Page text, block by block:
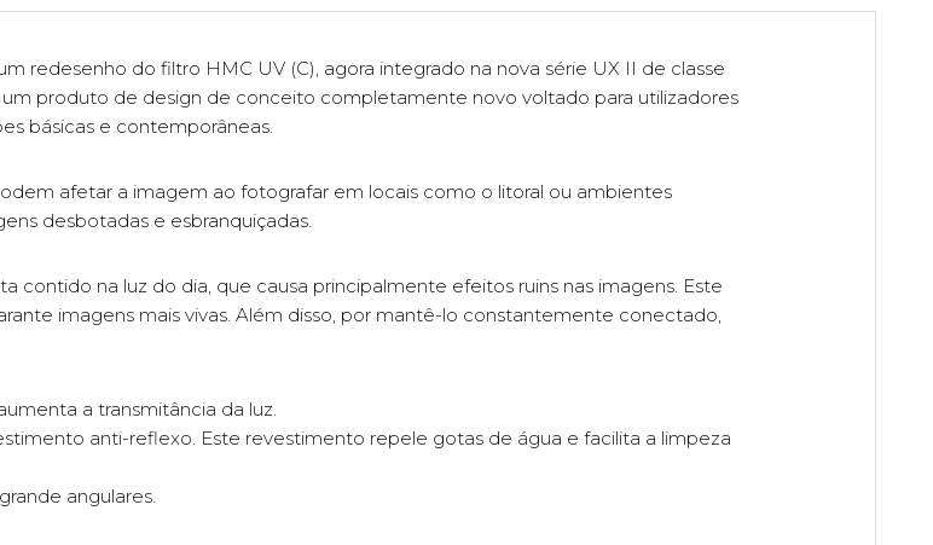
redesenho do filtro HMC UV (C), agora integrado na nova série UX II de classe
produto de design de conceito completamente novo voltado para utilizadores
básicas e contemporâneas.
afetar a imagem ao fotografar em locais como o litoral ou ambientes
desbotadas e esbranquiçadas.
contido na luz do dia, que causa principalmente efeitos ruins nas imagens. Este
imagens mais vivas. Além disso, por mantê-lo constantemente conectado,
a transmitância da luz.
anti-reflexo. Este revestimento repele gotas de água e facilita a limpeza
angulares.